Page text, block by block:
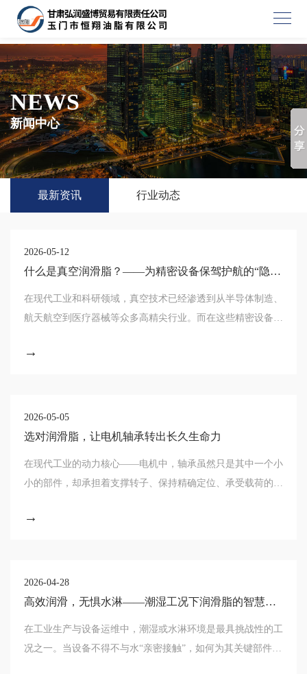
NEWS
新闻中心
最新资讯 行业动态
2026-05-12
什么是真空润滑脂？——为精密设备保驾护航的“隐形
在现代工业和科研领域，真空技术已经渗透到从半导体制造、
航天航空到医疗器械等众多高精尖行业。而在这些精密设备的
脂。真空环境下的特殊要求要理解真空润滑
→
2026-05-05
选对润滑脂，让电机轴承转出长久生命力
在现代工业的动力核心——电机中，轴承虽然只是其中一个小
小的部件，却承担着支撑转子、保持精确定位、承受载荷的关
为电机轴承选择合适的润滑脂，不仅是一次
→
2026-04-28
高效润滑，无惧水淋——潮湿工况下润滑脂的智慧选
在工业生产与设备运维中，潮湿或水淋环境是最具挑战性的工
况之一。当设备不得不与水“亲密接触”，如何为其关键部件选